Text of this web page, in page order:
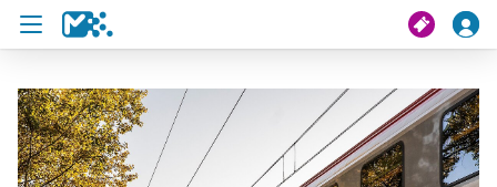
Suche
Meine Fahrt